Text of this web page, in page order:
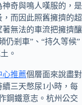
奇與鳴人嘆服的，是
而因此照舊擁擠的超
無法的車流把擁擠釀
仍剎車”、“持久等候”
。
心推薦個層面來說盡對
三天憋尿1小時，每
鋼鐵意志。杭州公交